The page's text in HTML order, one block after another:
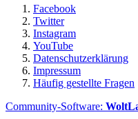
Facebook
Twitter
Instagram
YouTube
Datenschutzerklärung
Impressum
Häufig gestellte Fragen
Community-Software: